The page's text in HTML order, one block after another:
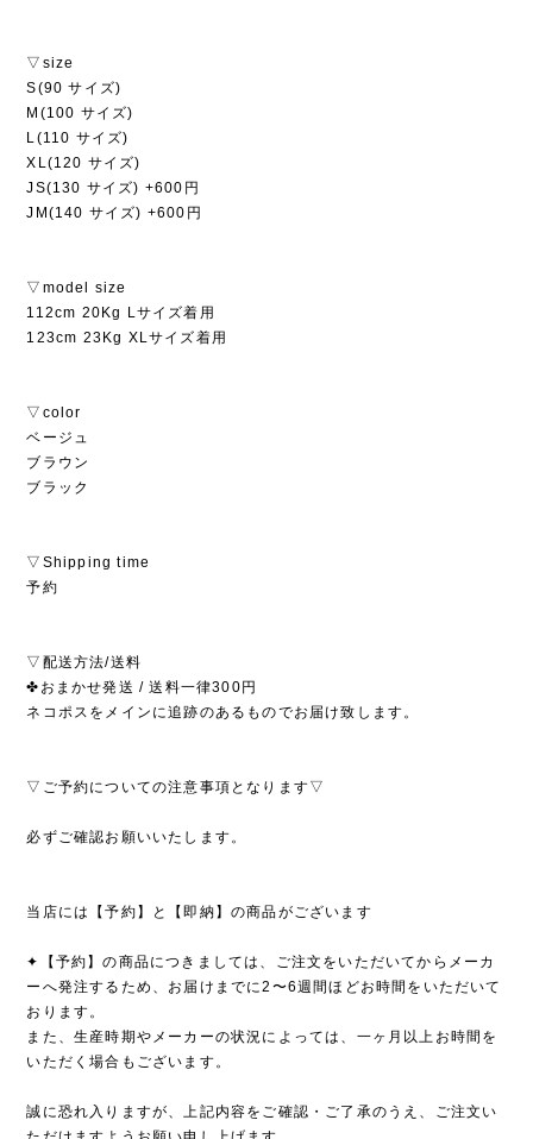
▽size
S(90 サイズ)
M(100 サイズ)
L(110 サイズ)
XL(120 サイズ)
JS(130 サイズ) +600円
JM(140 サイズ) +600円
▽model size
112cm 20Kg Lサイズ着用
123cm 23Kg XLサイズ着用
▽color
ベージュ
ブラウン
ブラック
▽Shipping time
予約
▽配送方法/送料
✤おまかせ発送 / 送料一律300円
ネコポスをメインに追跡のあるものでお届け致します。
▽ご予約についての注意事項となります▽
必ずご確認お願いいたします。
当店には【予約】と【即納】の商品がございます
✦【予約】の商品につきましては、ご注文をいただいてからメーカ
ーへ発注するため、お届けまでに2〜6週間ほどお時間をいただいて
おります。
また、生産時期やメーカーの状況によっては、一ヶ月以上お時間を
いただく場合もございます。
誠に恐れ入りますが、上記内容をご確認・ご了承のうえ、ご注文い